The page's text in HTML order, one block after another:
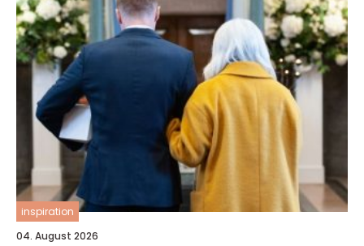
inspiration
04. August 2026